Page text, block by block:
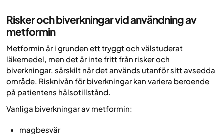
Risker och biverkningar vid användning av
metformin
Metformin är i grunden ett tryggt och välstuderat
läkemedel, men det är inte fritt från risker och
biverkningar, särskilt när det används utanför sitt avsedda
område. Risknivån för biverkningar kan variera beroende
på patientens hälsotillstånd.
Vanliga biverkningar av metformin:
magbesvär